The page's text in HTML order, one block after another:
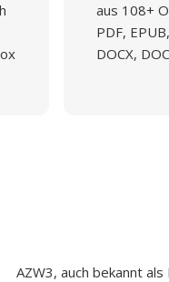
aus 108+
PDF,
DOCX,
AZW3, auch bekannt